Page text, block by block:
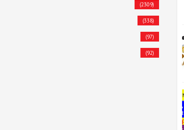
(2309)
(338)
(97)
(92)